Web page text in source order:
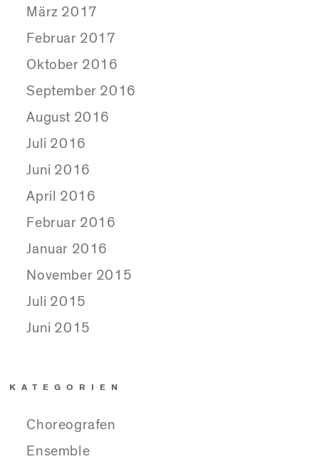
März 2017
Februar 2017
Oktober 2016
September 2016
August 2016
Juli 2016
Juni 2016
April 2016
Februar 2016
Januar 2016
November 2015
Juli 2015
Juni 2015
KATEGORIEN
Choreografen
Ensemble